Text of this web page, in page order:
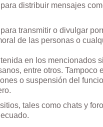
distribuir mensajes
transmitir o divulgar
de las personas o
en los mencionados
entre otros. Tampoco
o suspensión del
tales como chats y